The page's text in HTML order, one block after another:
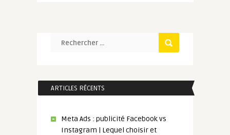
ARTICLES RÉCENTS
Meta Ads : publicité Facebook vs
Instagram | Lequel choisir et